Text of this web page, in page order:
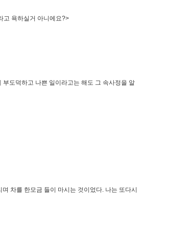
고 욕하실거 아니에요?>
도덕하고 나쁜 일이라고는 해도 그 속사정을 알
차를 한모금 들이 마시는 것이었다. 나는 또다시